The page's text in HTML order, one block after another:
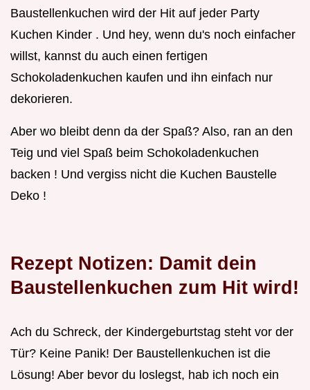
Baustellenkuchen wird der Hit auf jeder Party
Kuchen Kinder . Und hey, wenn du's noch einfacher
willst, kannst du auch einen fertigen
Schokoladenkuchen kaufen und ihn einfach nur
dekorieren.
Aber wo bleibt denn da der Spaß? Also, ran an den
Teig und viel Spaß beim Schokoladenkuchen
backen ! Und vergiss nicht die Kuchen Baustelle
Deko !
Rezept Notizen: Damit dein
Baustellenkuchen zum Hit wird!
Ach du Schreck, der Kindergeburtstag steht vor der
Tür? Keine Panik! Der Baustellenkuchen ist die
Lösung! Aber bevor du loslegst, hab ich noch ein